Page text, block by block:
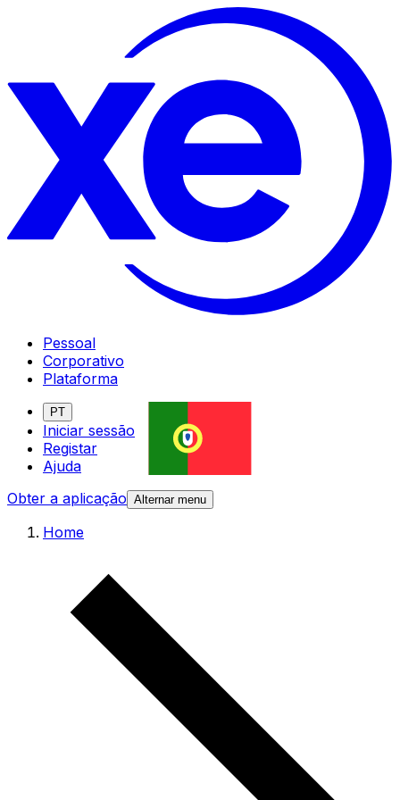
Pessoal
Corporativo
Plataforma
PT
Iniciar sessão
Registar
Ajuda
Obter a aplicação Alternar menu
Home